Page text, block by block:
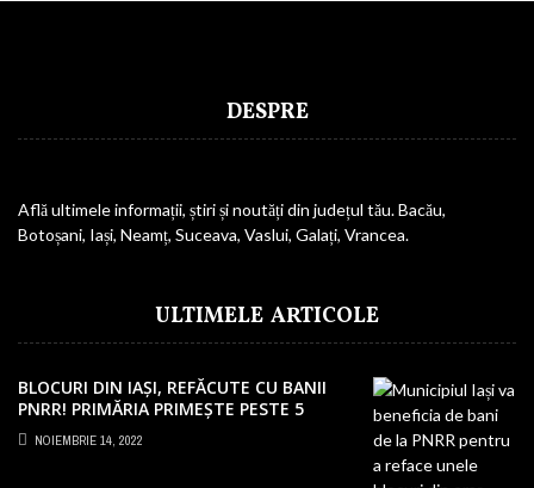
DESPRE
Află ultimele informații, știri și noutăți din județul tău. Bacău,
Botoșani, Iași, Neamț, Suceava, Vaslui, Galați, Vrancea.
ULTIMELE ARTICOLE
BLOCURI DIN IAȘI, REFĂCUTE CU BANII
PNRR! PRIMĂRIA PRIMEȘTE PESTE 5
MILIOANE EURO
NOIEMBRIE 14, 2022